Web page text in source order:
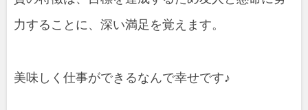
力することに、深い満足を覚えます。
美味しく仕事ができるなんで幸せです♪